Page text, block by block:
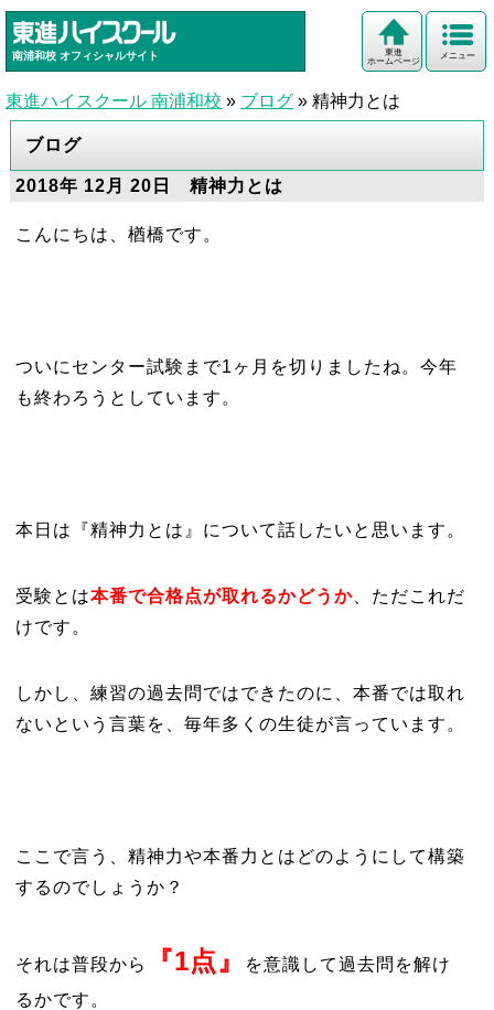
南浦和校 オフィシャルサイト メニュー
東進
ホームページ
東進ハイスクール 南浦和校 » ブログ » 精神力とは
ブログ
2018年 12月 20日 精神力とは
こんにちは、楢橋です。
ついにセンター試験まで1ヶ月を切りましたね。今年
も終わろうとしています。
本日は『精神力とは』について話したいと思います。
受験とは本番で合格点が取れるかどうか、ただこれだ
けです。
しかし、練習の過去問ではできたのに、本番では取れ
ないという言葉を、毎年多くの生徒が言っています。
ここで言う、精神力や本番力とはどのようにして構築
するのでしょうか？
それは普段から 『1点』
を意識して過去問を解け
るかです。